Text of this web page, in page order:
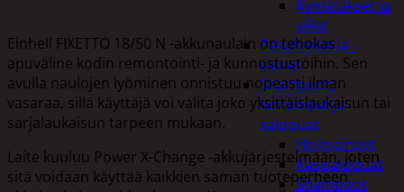
Kynsisakset ja
viilat
Pesuharjat ja -
sienet
Shampoot,
hoitaineet ja
saippuat
Hoitoaineet
Käsisaippuat
Shampoot
Einhell FIXETTO 18/50 N -akkunaulain on tehokas
apuväline kodin remontointi- ja kunnostustöihin. Sen
avulla naulojen lyöminen onnistuu nopeasti ilman
vasaraa, sillä käyttäjä voi valita joko yksittäislaukaisun tai
sarjalaukaisun tarpeen mukaan.
Laite kuuluu Power X-Change -akkujärjestelmään, joten
sitä voidaan käyttää kaikkien saman tuoteperheen